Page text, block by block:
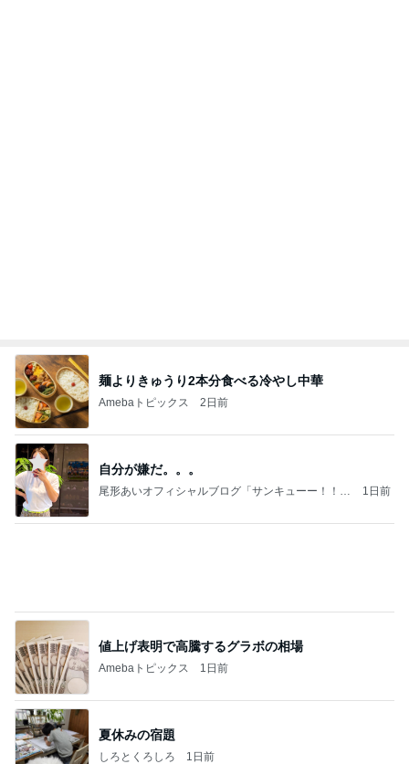
麺よりきゅうり2本分食べる冷やし中華
Amebaトピックス 2日前
自分が嫌だ。。。
尾形あいオフィシャルブログ「サンキューー！！尾
1日前
値上げ表明で高騰するグラボの相場
Amebaトピックス 1日前
夏休みの宿題
しろとくろしろ 1日前